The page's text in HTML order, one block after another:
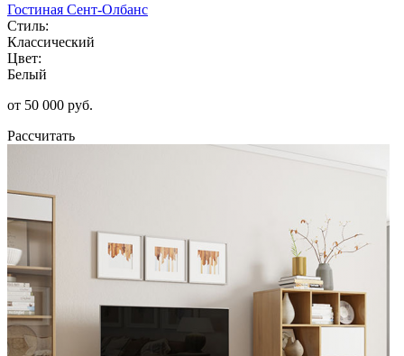
Гостиная Сент-Олбанс
Стиль:
Классический
Цвет:
Белый
от 50 000 руб.
Рассчитать